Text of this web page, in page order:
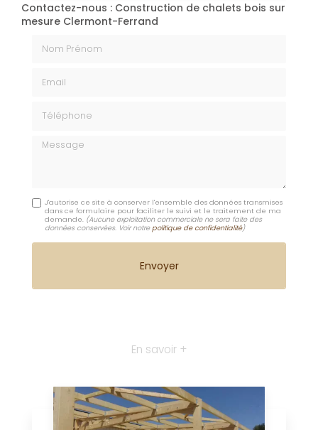
Contactez-nous : Construction de chalets bois sur
mesure Clermont-Ferrand
Message
J'autorise ce site à conserver l'ensemble des données transmises
dans ce formulaire pour faciliter le suivi et le traitement de ma
demande. (Aucune exploitation commerciale ne sera faite des
données conservées. Voir notre politique de confidentialité)
En savoir +